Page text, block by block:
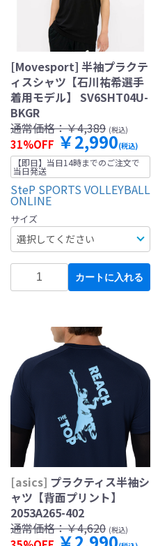
[Movesport] 半袖プラクテ
ィスシャツ【石川祐希選手
着用モデル】 SV6SHT04U-
BKGR
通常価格：￥4,389 (税込)
31%OFF ￥2,990(税込)
【即日】当日14時までのご注文で
当日発送
SteP SPORTS VOLLEYBALL
ONLINE
サイズ
カートに入れる
[asics] プラクティス半袖シ
ャツ【背面プリント】
2053A265-402
通常価格：￥4,620 (税込)